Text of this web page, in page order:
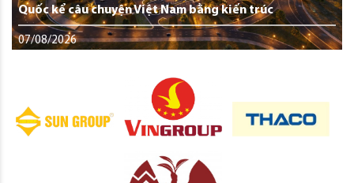
Quốc kể câu chuyện Việt Nam bằng kiến trúc
07/08/2026